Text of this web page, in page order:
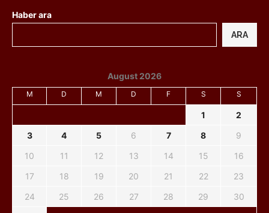
Haber ara
ARA
August 2026
M D M D F S S
1
2
3
4 5 6 7 8
9
10
11 12 13 14 15
16
17
18 19 20 21 22
23
24
25 26 27 28 29
30